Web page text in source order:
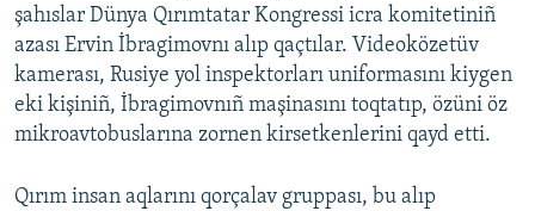
şahıslar Dünya Qırımtatar Kongressi icra komitetiniñ
azası Ervin İbragimovnı alıp qaçtılar. Videoközetüv
kamerası, Rusiye yol inspektorları uniformasını kiygen
eki kişiniñ, İbragimovnıñ maşinasını toqtatıp, özüni öz
mikroavtobuslarına zornen kirsetkenlerini qayd etti.
Qırım insan aqlarını qorçalav gruppası, bu alıp